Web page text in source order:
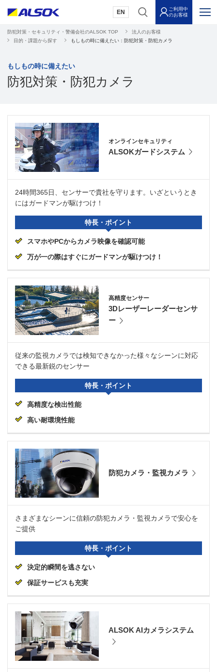
EN
ご利用中
のお客様
防犯対策・セキュリティ・警備会社のALSOK TOP
法人のお客様
目的・課題から探す
もしもの時に備えたい：防犯対策・防犯カメラ
もしもの時に備えたい
防犯対策・防犯カメラ
オンラインセキュリティ
ALSOKガードシステム
24時間365日、センサーで貴社を守ります。いざというとき
にはガードマンが駆けつけ！
特長・ポイント
スマホやPCからカメラ映像を確認可能
万が一の際はすぐにガードマンが駆けつけ！
高精度センサー
3Dレーザーレーダーセンサ
ー
従来の監視カメラでは検知できなかった様々なシーンに対応
できる最新鋭のセンサー
特長・ポイント
高精度な検出性能
高い耐環境性能
防犯カメラ・監視カメラ
さまざまなシーンに信頼の防犯カメラ・監視カメラで安心を
ご提供
特長・ポイント
決定的瞬間を逃さない
保証サービスも充実
ALSOK AIカメラシステム